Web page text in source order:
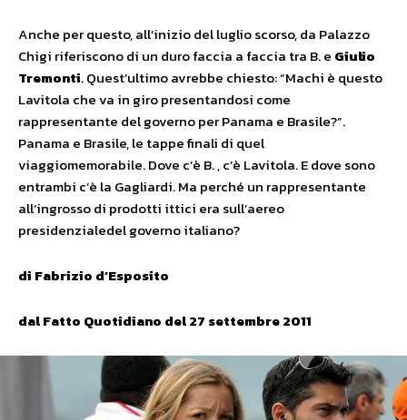
Anche per questo, all’inizio del luglio scorso, da Palazzo
Chigi riferiscono di un duro faccia a faccia tra B. e Giulio
Tremonti. Quest’ultimo avrebbe chiesto: “Machi è questo
Lavitola che va in giro presentandosi come
rappresentante del governo per Panama e Brasile?”.
Panama e Brasile, le tappe finali di quel
viaggiomemorabile. Dove c’è B. , c’è Lavitola. E dove sono
entrambi c’è la Gagliardi. Ma perché un rappresentante
all’ingrosso di prodotti ittici era sull’aereo
presidenzialedel governo italiano?
di Fabrizio d’Esposito
dal Fatto Quotidiano del 27 settembre 2011